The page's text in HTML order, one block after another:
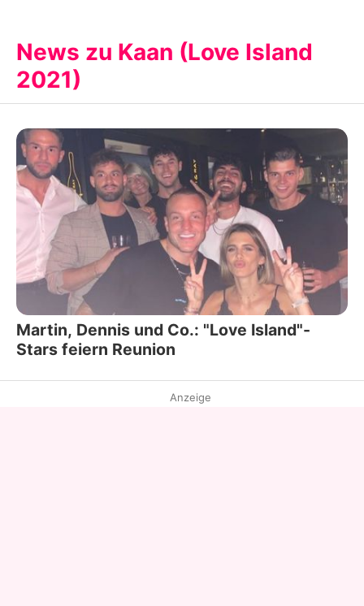
News zu Kaan (Love Island
2021)
Martin, Dennis und Co.: "Love Island"-
Stars feiern Reunion
Anzeige